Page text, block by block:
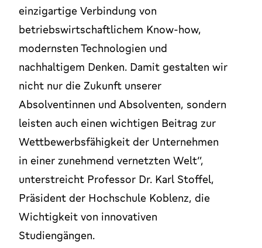
einzigartige Verbindung von
betriebswirtschaftlichem Know-how,
modernsten Technologien und
nachhaltigem Denken. Damit gestalten wir
nicht nur die Zukunft unserer
Absolventinnen und Absolventen, sondern
leisten auch einen wichtigen Beitrag zur
Wettbewerbsfähigkeit der Unternehmen
in einer zunehmend vernetzten Welt“,
unterstreicht Professor Dr. Karl Stoffel,
Präsident der Hochschule Koblenz, die
Wichtigkeit von innovativen
Studiengängen.